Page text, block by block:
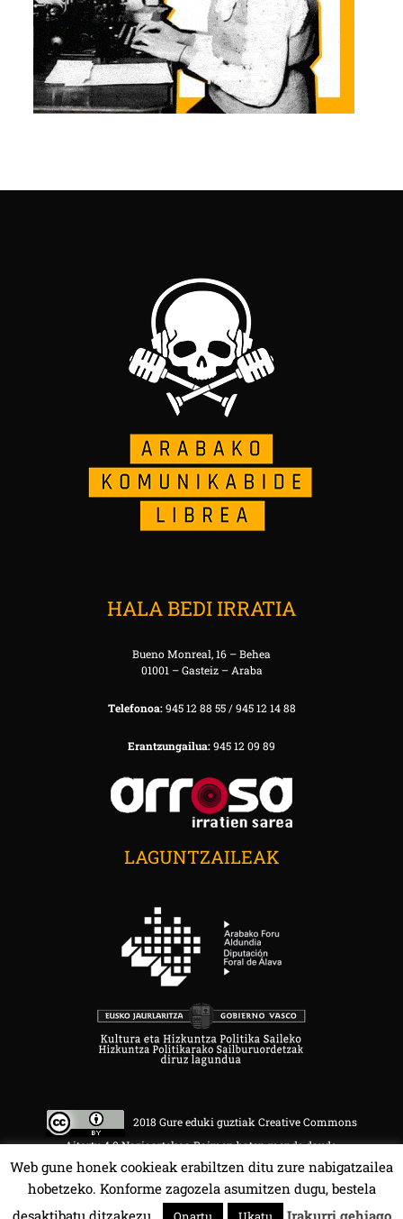
HALA BEDI IRRATIA
Bueno Monreal, 16 – Behea
01001 – Gasteiz – Araba
Telefonoa:945 12 88 55 / 945 12 14 88
Erantzungailua:945 12 09 89
LAGUNTZAILEAK
2018 Gure eduki guztiak Creative Commons
Aitortu 4.0 Nazioartekoa Baimen baten mende daude.
Web gune honek cookieak erabiltzen ditu zure nabigatzailea
hobetzeko. Konforme zagozela asumitzen dugu, bestela
desaktibatu ditzakezu.
Irakurri gehiago